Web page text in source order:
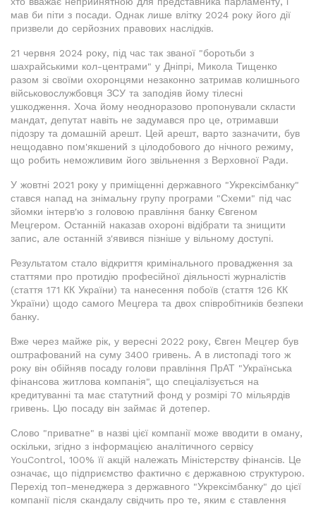
мав би піти з посади. Однак лише влітку 2024 року його дії
призвели до серйозних правових наслідків.
21 червня 2024 року, під час так званої "боротьби з
шахрайськими кол-центрами" у Дніпрі, Микола Тищенко
разом зі своїми охоронцями незаконно затримав колишнього
військовослужбовця ЗСУ та заподіяв йому тілесні
ушкодження. Хоча йому неодноразово пропонували скласти
мандат, депутат навіть не задумався про це, отримавши
підозру та домашній арешт. Цей арешт, варто зазначити, був
нещодавно пом'якшений з цілодобового до нічного режиму,
що робить неможливим його звільнення з Верховної Ради.
У жовтні 2021 року у приміщенні державного "Укрексімбанку"
стався напад на знімальну групу програми "Схеми" під час
зйомки інтерв'ю з головою правління банку Євгеном
Мецгером. Останній наказав охороні відібрати та знищити
запис, але останній з'явився пізніше у вільному доступі.
Результатом стало відкриття кримінального провадження за
статтями про протидію професійної діяльності журналістів
(стаття 171 КК України) та нанесення побоїв (стаття 126 КК
України) щодо самого Мецгера та двох співробітників безпеки
банку.
Вже через майже рік, у вересні 2022 року, Євген Мецгер був
оштрафований на суму 3400 гривень. А в листопаді того ж
року він обійняв посаду голови правління ПрАТ "Українська
фінансова житлова компанія", що спеціалізується на
кредитуванні та має статутний фонд у розмірі 70 мільярдів
гривень. Цю посаду він займає й дотепер.
Слово "приватне" в назві цієї компанії може вводити в оману,
оскільки, згідно з інформацією аналітичного сервісу
YouControl, 100% її акцій належать Міністерству фінансів. Це
означає, що підприємство фактично є державною структурою.
Перехід топ-менеджера з державного "Укрексімбанку" до цієї
компанії після скандалу свідчить про те, яким є ставлення